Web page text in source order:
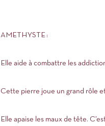
AMETHYSTE :
Elle aide à combattre les
Cette pierre joue un grand rôle
Elle apaise les maux de tête.